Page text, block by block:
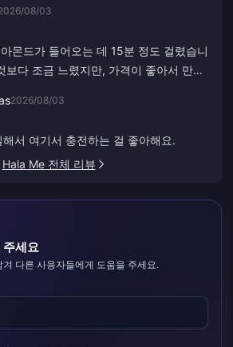
08/03
몬드가 들어오는 데 15분 정도 걸렸습니
보다 조금 느렸지만, 가격이 좋아서 만족
2026/08/03
서 여기서 충전하는 걸 좋아해요.
Hala Me 전체 리뷰
주세요
다른 사용자들에게 도움을 주세요.